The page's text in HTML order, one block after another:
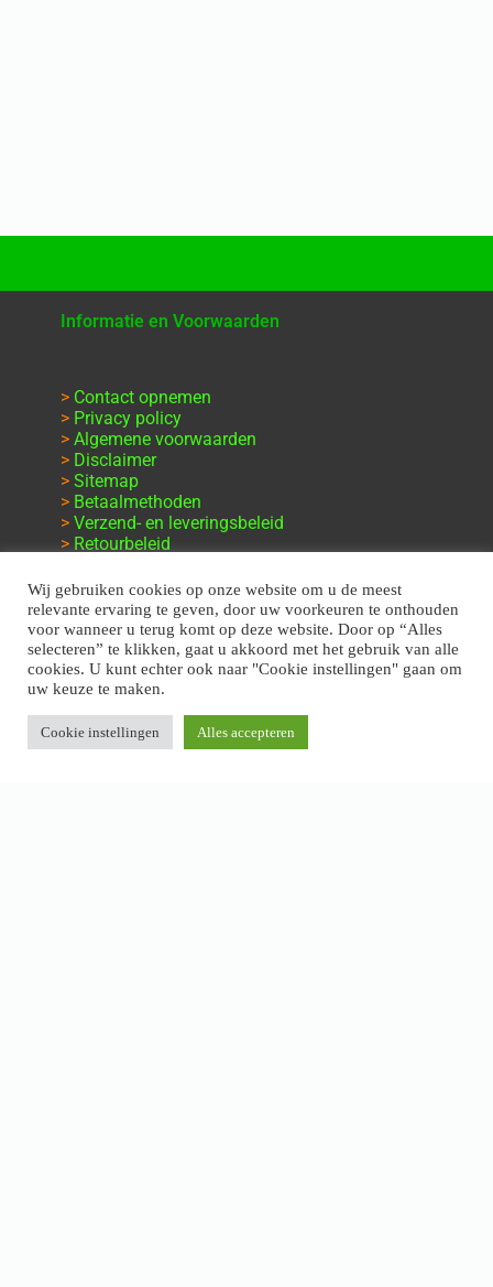
Informatie en Voorwaarden
> Contact opnemen
> Privacy policy
> Algemene voorwaarden
> Disclaimer
> Sitemap
> Betaalmethoden
> Verzend- en leveringsbeleid
> Retourbeleid
Wij gebruiken cookies op onze website om u de meest
relevante ervaring te geven, door uw voorkeuren te onthouden
voor wanneer u terug komt op deze website. Door op “Alles
selecteren” te klikken, gaat u akkoord met het gebruik van alle
cookies. U kunt echter ook naar "Cookie instellingen" gaan om
uw keuze te maken.
Cookie instellingen Alles accepteren